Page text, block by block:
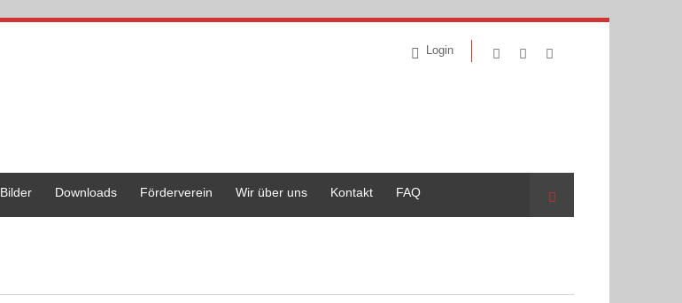
Login
Bilder Downloads Förderverein Wir über uns Kontakt FAQ Suche